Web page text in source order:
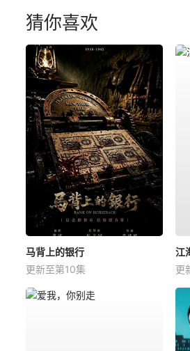
猜你喜欢
马背上的银行
更新至第10集
江
更